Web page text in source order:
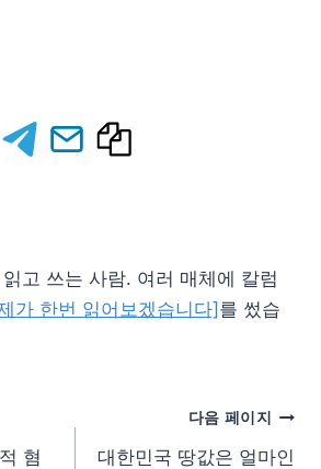
고 쓰는 사람. 여러 매체에 칼럼
가 한번 읽어보겠습니다]를 썼습
혐
다음 페이지
대한민국 땅값은 얼마인